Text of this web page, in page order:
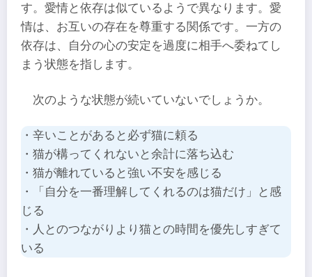
す。愛情と依存は似ているようで異なります。愛
情は、お互いの存在を尊重する関係です。一方の
依存は、自分の心の安定を過度に相手へ委ねてし
まう状態を指します。
次のような状態が続いていないでしょうか。
・辛いことがあると必ず猫に頼る
・猫が構ってくれないと余計に落ち込む
・猫が離れていると強い不安を感じる
・「自分を一番理解してくれるのは猫だけ」と感
じる
・人とのつながりより猫との時間を優先しすぎて
いる